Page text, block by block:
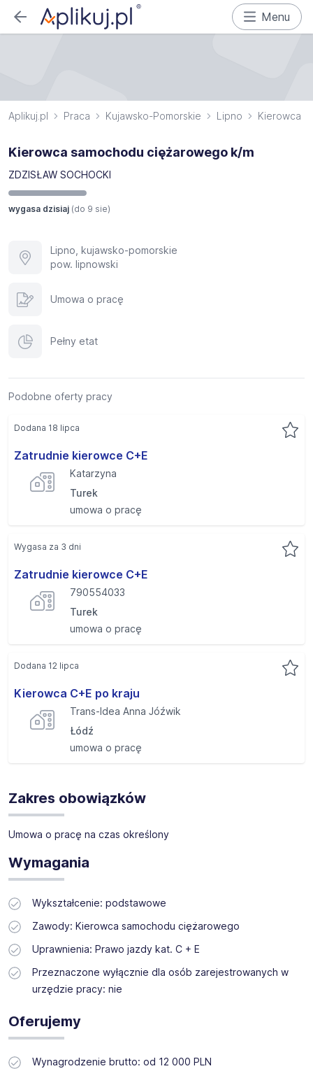
Menu
Aplikuj.pl Praca Kujawsko-Pomorskie Lipno Kierowca
Kierowca samochodu ciężarowego k/m
ZDZISŁAW SOCHOCKI
wygasa dzisiaj (do 9 sie)
Lipno, kujawsko-pomorskie
pow. lipnowski
Umowa o pracę
Pełny etat
Podobne oferty pracy
Zatrudnie kierowce C+E
Katarzyna
Turek
umowa o pracę
Dodana 18 lipca
Zatrudnie kierowce C+E
790554033
Turek
umowa o pracę
Wygasa za 3 dni
Kierowca C+E po kraju
Trans-Idea Anna Jóźwik
Łódź
umowa o pracę
Dodana 12 lipca
Zakres obowiązków
Umowa o pracę na czas określony
Wymagania
Wykształcenie: podstawowe
Zawody: Kierowca samochodu ciężarowego
Uprawnienia: Prawo jazdy kat. C + E
Przeznaczone wyłącznie dla osób zarejestrowanych w
urzędzie pracy: nie
Oferujemy
Wynagrodzenie brutto: od 12 000 PLN